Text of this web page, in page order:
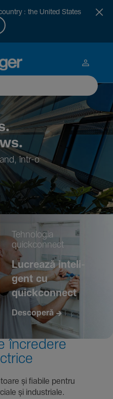
: the United States
într-o
Tehno­logia
quickconnect
Lucrează inte­li­
gent cu
quickconnect
Descoperă
încre­dere
și fiabile pentru
și indus­triale.